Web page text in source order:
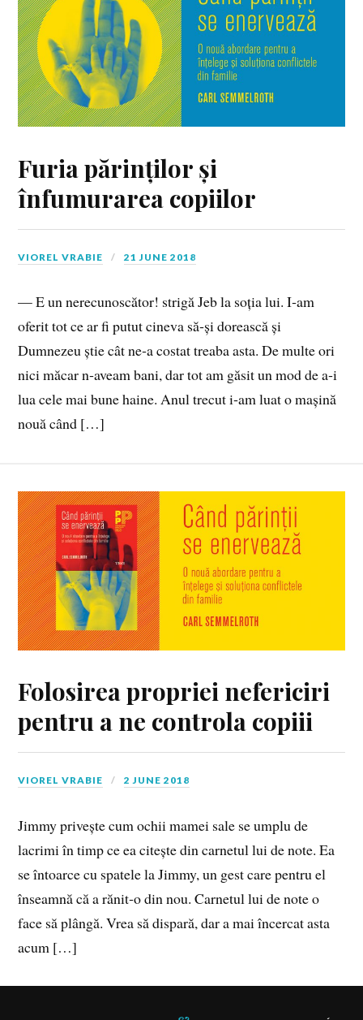
Furia părinților și
înfumurarea copiilor
VIOREL VRABIE 21 JUNE 2018
— E un nerecunoscător! strigă Jeb la soția lui. I‑am
oferit tot ce ar fi putut cineva să‑și dorească și
Dumnezeu știe cât ne‑a costat treaba asta. De multe ori
nici măcar n‑aveam bani, dar tot am găsit un mod de a‑i
lua cele mai bune haine. Anul trecut i‑am luat o mașină
nouă când […]
Folosirea propriei nefericiri
pentru a ne controla copiii
VIOREL VRABIE 2 JUNE 2018
Jimmy privește cum ochii mamei sale se umplu de
lacrimi în timp ce ea citește din carnetul lui de note. Ea
se întoarce cu spatele la Jimmy, un gest care pentru el
înseamnă că a rănit‑o din nou. Carnetul lui de note o
face să plângă. Vrea să dispară, dar a mai încercat asta
acum […]